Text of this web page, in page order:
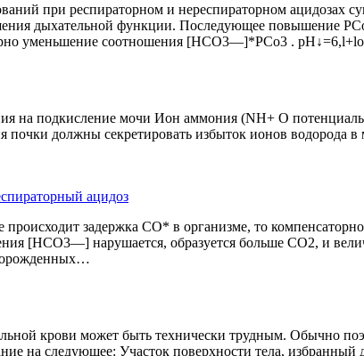
при респираторном и нереспираторном
дыхательной функции. Последующее повышение
уменьшение соотношения [НСО3—]*РСо3 .
на подкисление мочи Ион аммония (NH+ O
почки должны секретировать избыток ионов водорода
ацидоз
происходит задержка СО* в организме, то
[НСО3—] нарушается, образуется больше СО2, и
крови может быть технически трудным. Обычно
на следующее: Участок поверхности тела,